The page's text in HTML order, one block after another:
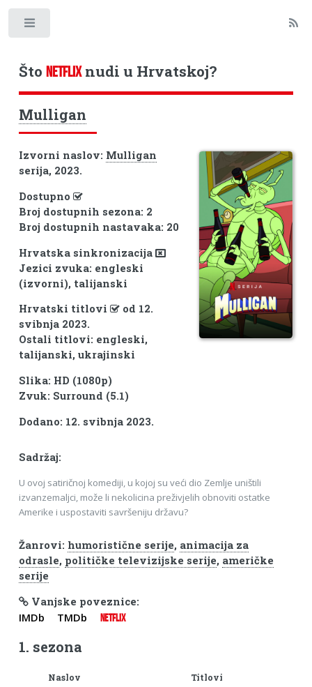
Što NETFLIXnudi u Hrvatskoj?
Mulligan
Izvorni naslov: Mulligan
serija, 2023.
Dostupno
Broj dostupnih sezona: 2
Broj dostupnih nastavaka: 20
Hrvatska sinkronizacija
Jezici zvuka: engleski
(izvorni), talijanski
Hrvatski titlovi
od 12.
svibnja 2023.
Ostali titlovi: engleski,
talijanski, ukrajinski
Slika: HD (1080p)
Zvuk: Surround (5.1)
Dodano: 12. svibnja 2023.
Sadržaj:
U ovoj satiričnoj komediji, u kojoj su veći dio Zemlje uništili
izvanzemaljci, može li nekolicina preživjelih obnoviti ostatke
Amerike i uspostaviti savršeniju državu?
Žanrovi: humoristične serije, animacija za
odrasle, političke televizijske serije, američke
serije
Vanjske poveznice:
IMDb TMDb NETFLIX
1. sezona
Naslov Titlovi